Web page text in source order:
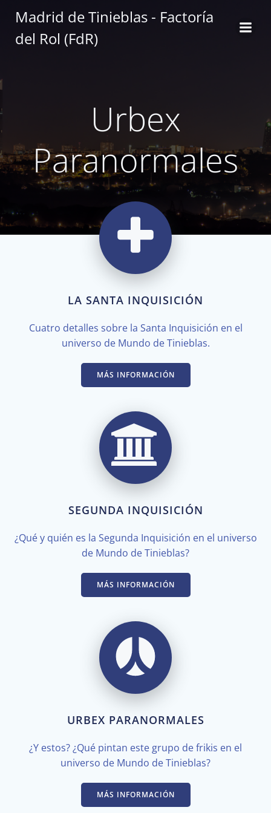
al
Madrid de Tinieblas - Factoría
del Rol (FdR)
Urbex
Paranormales
LA SANTA INQUISICIÓN
Cuatro detalles sobre la Santa Inquisición en el
universo de Mundo de Tinieblas.
MÁS INFORMACIÓN
SEGUNDA INQUISICIÓN
¿Qué y quién es la Segunda Inquisición en el universo
de Mundo de Tinieblas?
MÁS INFORMACIÓN
URBEX PARANORMALES
¿Y estos? ¿Qué pintan este grupo de frikis en el
universo de Mundo de Tinieblas?
MÁS INFORMACIÓN